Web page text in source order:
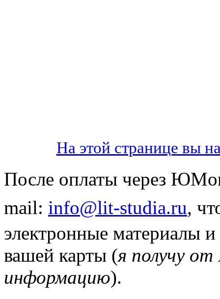
На этой странице вы
После оплаты через
mail: info@lit-studia.ru,
электронные материалы
вашей карты (я получу
информацию).